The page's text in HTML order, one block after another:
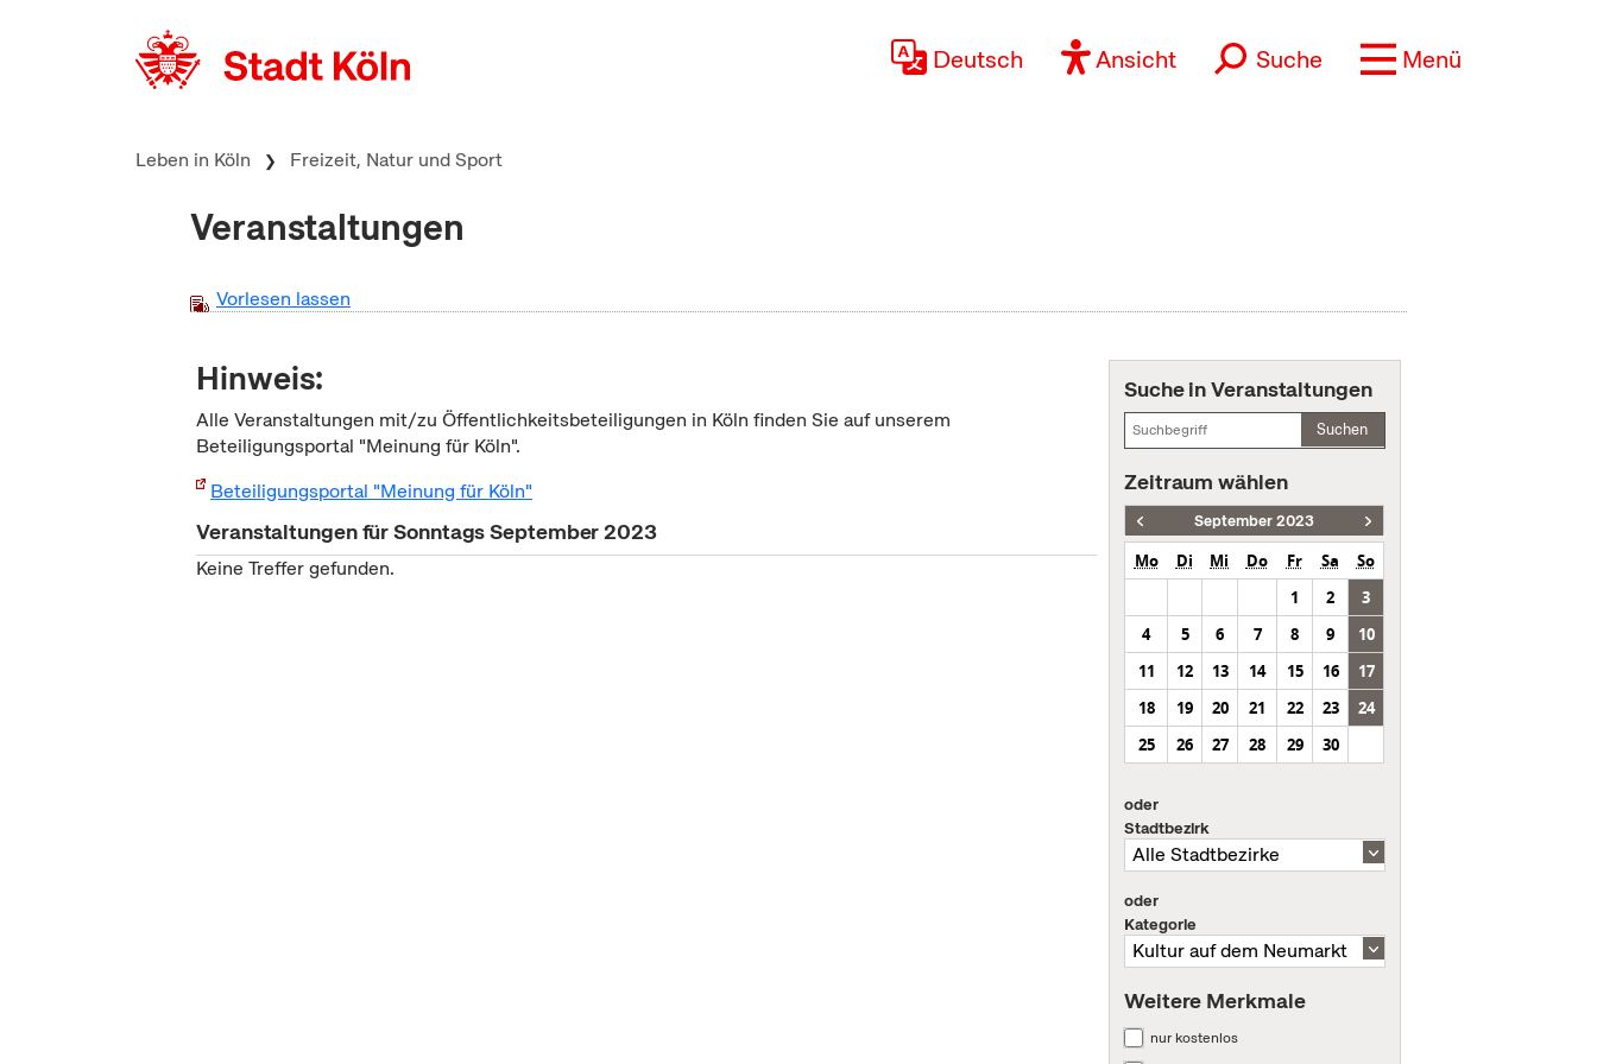
Deutsch Ansicht Suche Menü
Leben in Köln Freizeit, Natur und Sport
Veranstaltungen
Vorlesen lassen
Hinweis:
Alle Veranstaltungen mit/zu Öffentlichkeitsbeteiligungen in Köln finden Sie auf unserem
Beteiligungsportal "Meinung für Köln".
Beteiligungsportal "Meinung für Köln"
Veranstaltungen für Sonntags September 2023
Keine Treffer gefunden.
Suche in Veranstaltungen
Suchen
Zeitraum wählen
September 2023
Mo Di Mi Do Fr Sa
So
1
2
3
4
5 6 7 8 9
10
11
12 13 14 15 16
17
18
19 20 21 22 23
24
25
26 27 28 29 30
oder
Stadtbezirk
oder
Kategorie
Weitere Merkmale
nur kostenlos